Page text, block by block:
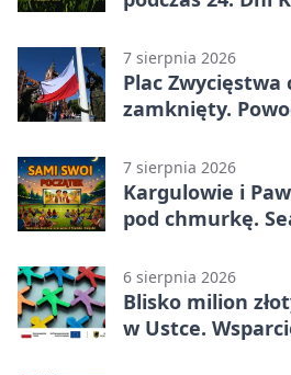
7 sierpnia 2026
Plac Zwycięstwa
zamknięty.
7 sierpnia 2026
Kargulowie i
pod chmurkę.
6 sierpnia 2026
Blisko milion
w Ustce.